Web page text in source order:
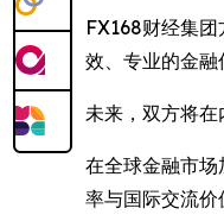
FX168财经集
效、专业的金
未来，双方将在
在全球金融市
率与国际交流价